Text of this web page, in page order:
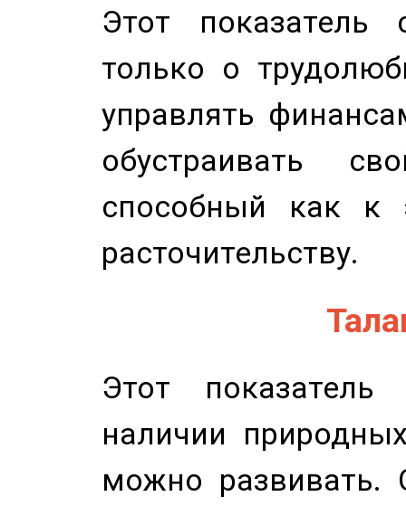
Этот показатель
только о
управлять
обустраивать
способный как к
расточительству.
Этот показатель
наличии
можно развивать.